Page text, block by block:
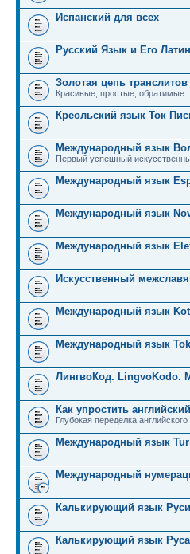
Испанский для всех
Русский Язык и Его
Золотая цепь
Красивые, простые, обратимые.
Креольский язык Ток
Международный язык
Первый успешный
Международный язык
Международный язык
Международный язык
Искусственный
Международный язык
Международный язык
ЛингвоКод. LingvoKodo.
Как упростить
Глубокая переделка
Международный язык
Международный
Калькирующий язык
Калькирующий язык